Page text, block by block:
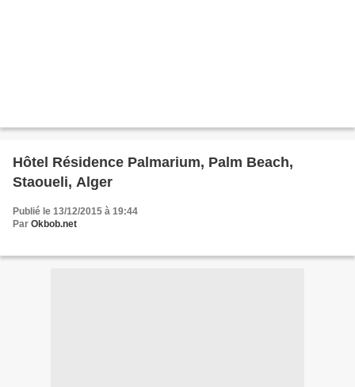
Hôtel Résidence Palmarium, Palm Beach,
Staoueli, Alger
Publié le 13/12/2015 à 19:44
Par Okbob.net